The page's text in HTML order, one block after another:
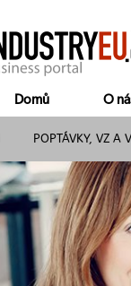
Domů O
POPTÁVKY, VZ A